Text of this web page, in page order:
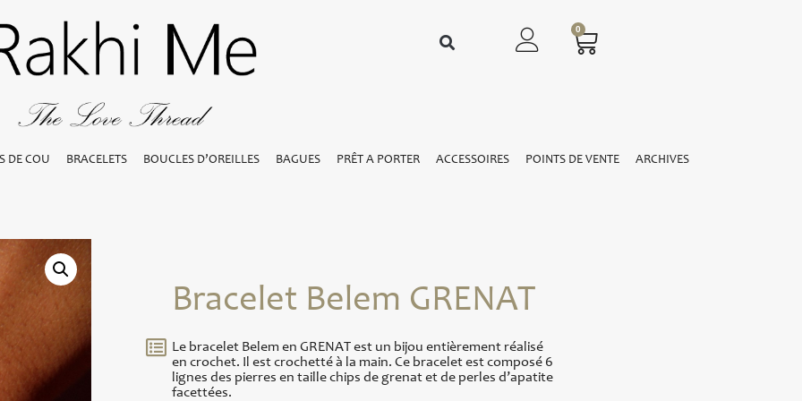
0
DE COU BRACELETS BOUCLES D’OREILLES BAGUES PRÊT A PORTER ACCESSOIRES POINTS DE VENTE ARCHIVES
Bracelet Belem GRENAT
Le bracelet Belem en GRENAT est un bijou entièrement réalisé
en crochet. Il est crochetté à la main. Ce bracelet est composé 6
lignes des pierres en taille chips de grenat et de perles d’apatite
facettées.